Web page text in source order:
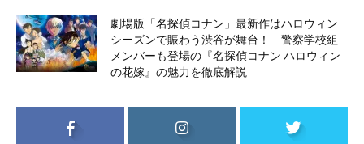
劇場版「名探偵コナン」最新作はハロウィン
シーズンで賑わう渋谷が舞台！ 警察学校組
メンバーも登場の『名探偵コナン ハロウィン
の花嫁』の魅力を徹底解説